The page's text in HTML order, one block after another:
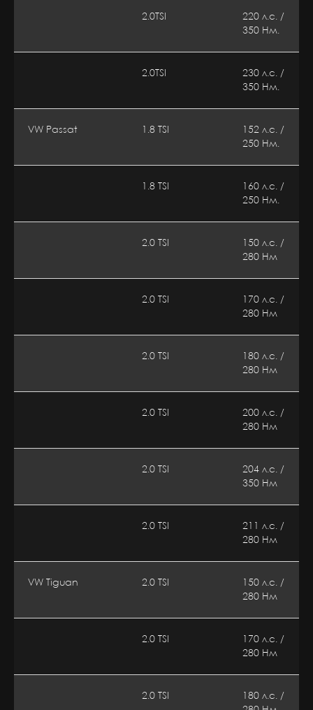
2.0TSI
220 л.с. /
350 Нм.
2.0TSI
230 л.с. /
350 Нм.
VW Passat 1.8 TSI
152 л.с. /
250 Нм.
1.8 TSI
160 л.с. /
250 Нм.
2.0 TSI
150 л.с. /
280 Нм
2.0 TSI
170 л.с. /
280 Нм
2.0 TSI
180 л.с. /
280 Нм
2.0 TSI
200 л.с. /
280 Нм
2.0 TSI
204 л.с. /
350 Нм
2.0 TSI
211 л.с. /
280 Нм
VW Tiguan 2.0 TSI
150 л.с. /
280 Нм
2.0 TSI
170 л.с. /
280 Нм
2.0 TSI
180 л.с. /